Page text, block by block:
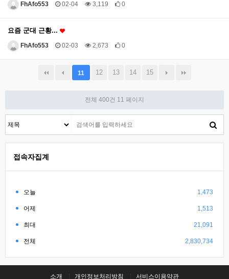
FhAfo553 02-04 3,119 0
요즘 군대 근황...
FhAfo553 02-03 2,673 0
11 12 13 14 15
전체 400건 11 페이지
접속자집계
오늘 1,473
어제 1,513
최대 21,091
전체 2,830,734
소개 개인정보처리방침 서비스이용약관